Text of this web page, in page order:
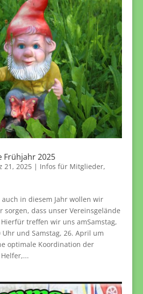
Frühjahr 2025
21, 2025| Infos für Mitglieder,
in diesem Jahr wollen wir
sorgen, dass unser Vereinsgelände
treffen wir uns amSamstag,
und Samstag, 26. April um
optimale Koordination der